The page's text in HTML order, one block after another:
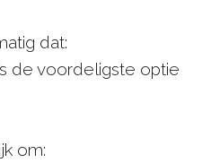
dat:
de voordeligste optie
om: